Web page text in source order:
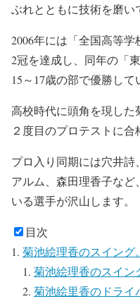
ぶれとともに技術を磨い
2006年には「全国高等
2冠を達成し、同年の「
15～17歳の部で優勝して
高校時代に頭角を現した
２度目のプロテストに合
プロ入り同期には穴井
アルム、森田理香子な
いる選手が沢山します。
目次
菊池絵理香のスイング。
菊池絵理香のスイン
菊池絵里香のドライ